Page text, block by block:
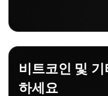
비트코인 및
하세요